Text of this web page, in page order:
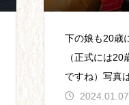
下の娘も20歳
（正式には
ですね）写真
の。（ギリギ
2024.01.07